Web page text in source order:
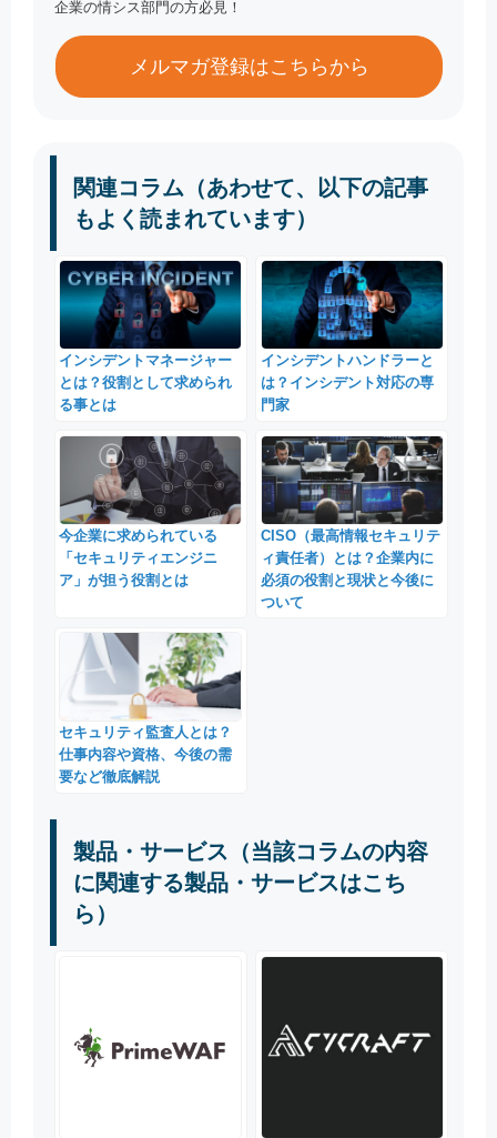
企業の情シス部門の方必見！
メルマガ登録はこちらから
関連コラム（あわせて、以下の記事
もよく読まれています）
インシデントマネージャー
とは？役割として求められ
る事とは
インシデントハンドラーと
は？インシデント対応の専
門家
今企業に求められている
「セキュリティエンジニ
ア」が担う役割とは
CISO（最高情報セキュリテ
ィ責任者）とは？企業内に
必須の役割と現状と今後に
ついて
セキュリティ監査人とは？
仕事内容や資格、今後の需
要など徹底解説
製品・サービス（当該コラムの内容
に関連する製品・サービスはこち
ら）